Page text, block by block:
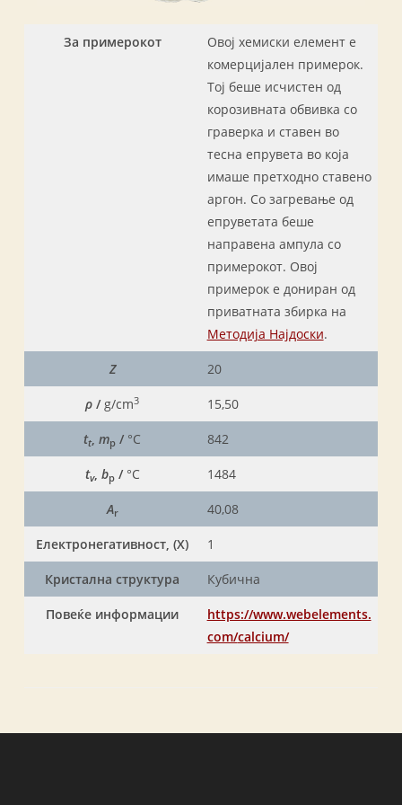
За примерокот
Овој хемиски елемент е
комерцијален примерок.
Тој беше исчистен од
корозивната обвивка со
граверка и ставен во
тесна епрувета во која
имаше претходно ставено
аргон. Со загревање од
епруветата беше
направена ампула со
примерокот. Овој
примерок е дониран од
приватната збирка на
Методија Најдоски.
Z 20
ρ /g/cm3 15,50
tt,mp / °C 842
tv, bp/ °C 1484
Ar 40,08
Електронегативност, (X) 1
Кристална структура Кубична
Повеќе информации
https://www.webelements.
com/calcium/